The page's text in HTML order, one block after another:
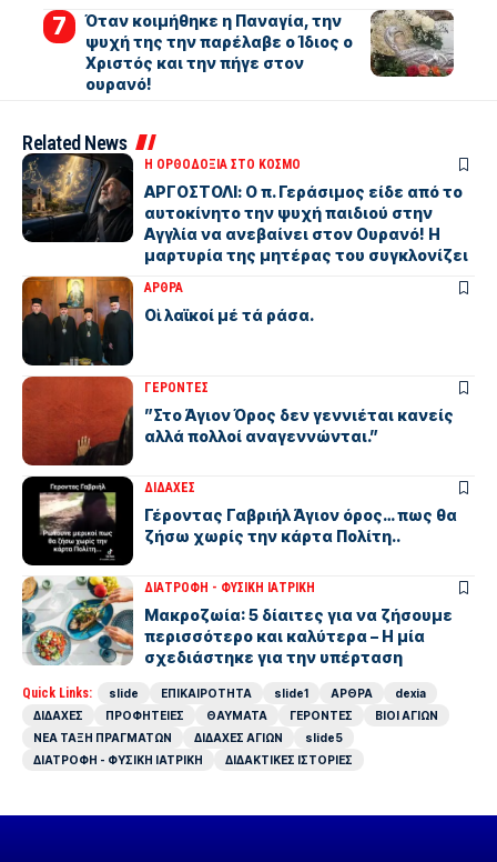
Όταν κοιμήθηκε η Παναγία, την
ψυχή της την παρέλαβε ο Ίδιος ο
Χριστός και την πήγε στον
ουρανό!
Related News
Η ΟΡΘΟΔΟΞΙΑ ΣΤΟ ΚΟΣΜΟ
ΑΡΓΟΣΤΟΛΙ: Ο π. Γεράσιμος είδε από το
αυτοκίνητο την ψυχή παιδιού στην
Αγγλία να ανεβαίνει στον Ουρανό! Η
μαρτυρία της μητέρας του συγκλονίζει
ΑΡΘΡΑ
Οἱ λαϊκοί μέ τά ράσα.
ΓΕΡΟΝΤΕΣ
”Στο Άγιον Όρος δεν γεννιέται κανείς
αλλά πολλοί αναγεννώνται.”
ΔΙΔΑΧΕΣ
Γέροντας Γαβριήλ Άγιον όρος… πως θα
ζήσω χωρίς την κάρτα Πολίτη..
ΔΙΑΤΡΟΦΗ - ΦΥΣΙΚΗ ΙΑΤΡΙΚΗ
Μακροζωία: 5 δίαιτες για να ζήσουμε
περισσότερο και καλύτερα – Η μία
σχεδιάστηκε για την υπέρταση
Quick Links: slide ΕΠΙΚΑΙΡΟΤΗΤΑ slide1 ΑΡΘΡΑ
dexia
ΔΙΔΑΧΕΣ
ΠΡΟΦΗΤΕΙΕΣ ΘΑΥΜΑΤΑ ΓΕΡΟΝΤΕΣ
ΒΙΟΙ ΑΓΙΩΝ
ΝΕΑ ΤΑΞΗ ΠΡΑΓΜΑΤΩΝ
ΔΙΔΑΧΕΣ ΑΓΙΩΝ
slide5
ΔΙΑΤΡΟΦΗ - ΦΥΣΙΚΗ ΙΑΤΡΙΚΗ
ΔΙΔΑΚΤΙΚΕΣ ΙΣΤΟΡΙΕΣ